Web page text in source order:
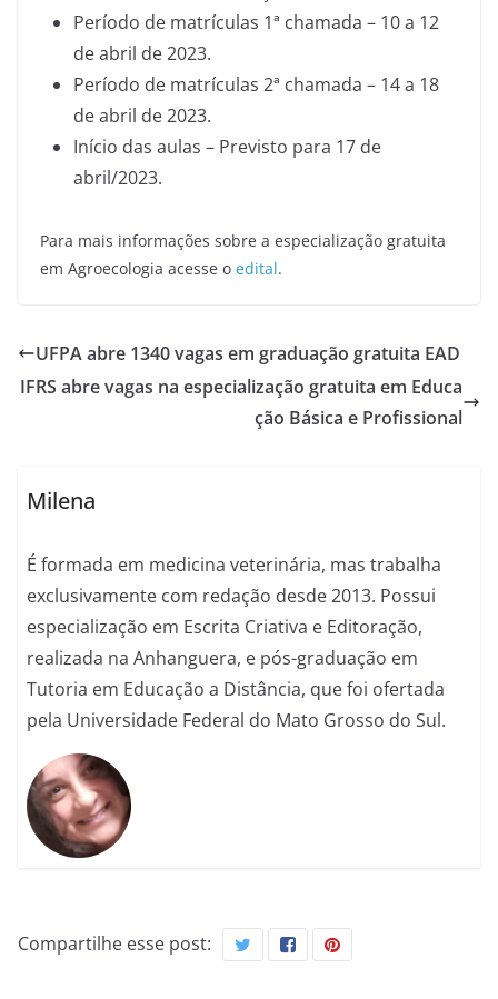
Período de matrículas 1ª chamada – 10 a 12
de abril de 2023.
Período de matrículas 2ª chamada – 14 a 18
de abril de 2023.
Início das aulas – Previsto para 17 de
abril/2023.
Para mais informações sobre a especialização gratuita
em Agroecologia acesse o edital.
UFPA abre 1340 vagas em graduação gratuita EAD
IFRS abre vagas na especialização gratuita em Educa
ção Básica e Profissional
Milena
É formada em medicina veterinária, mas trabalha
exclusivamente com redação desde 2013. Possui
especialização em Escrita Criativa e Editoração,
realizada na Anhanguera, e pós-graduação em
Tutoria em Educação a Distância, que foi ofertada
pela Universidade Federal do Mato Grosso do Sul.
Compartilhe esse post: